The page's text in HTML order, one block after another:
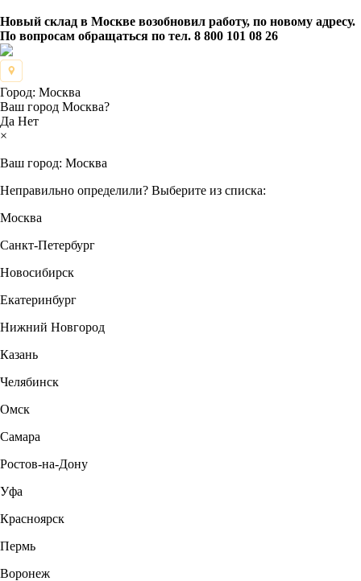
Новый склад в Москве возобновил работу, по новому адресу.
По вопросам обращаться по тел. 8 800 101 08 26
Город: Москва
Ваш город Москва?
Да Нет
×
Ваш город: Москва
Неправильно определили? Выберите из списка:
Москва
Санкт-Петербург
Новосибирск
Екатеринбург
Нижний Новгород
Казань
Челябинск
Омск
Самара
Ростов-на-Дону
Уфа
Красноярск
Пермь
Воронеж